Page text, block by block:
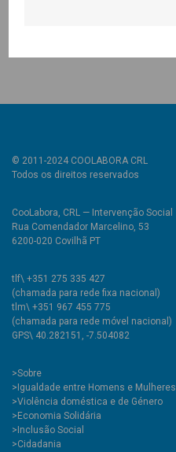
© 2011-2024 COOLABORA CRL
Todos os direitos reservados
CooLabora, CRL — Intervenção Social
Rua Comendador Marcelino, 53
6200-020 Covilhã PT
tlf\ +351 275 335 427
(chamada para rede fixa nacional)
tlm\ +351 967 455 775
(chamada para rede móvel nacional)
GPS\ 40.282151, -7.504082
>Sobre
>Igualdade entre Homens e Mulheres
>Violência doméstica e de Género
>Economia Solidária
>Inclusão Social
>Cidadania